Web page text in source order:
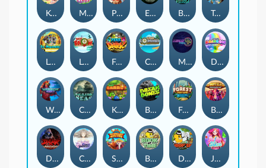
Keep 'em Cool Magic Piggy Pug Life Eye of the Panda Beast Below Temple of Torment
Le Pharaoh Let It Snow Fear the Dark Cash Compass Miami Multiplier Double Rainbow
Warrior Ways Cursed Seas King Carrot Break Bones Forest Fortune Buffalo Stack'n'Sync
Dark Summoning Cloud Princess Shaolin Master Book of Time Drop'em Jelly Slice